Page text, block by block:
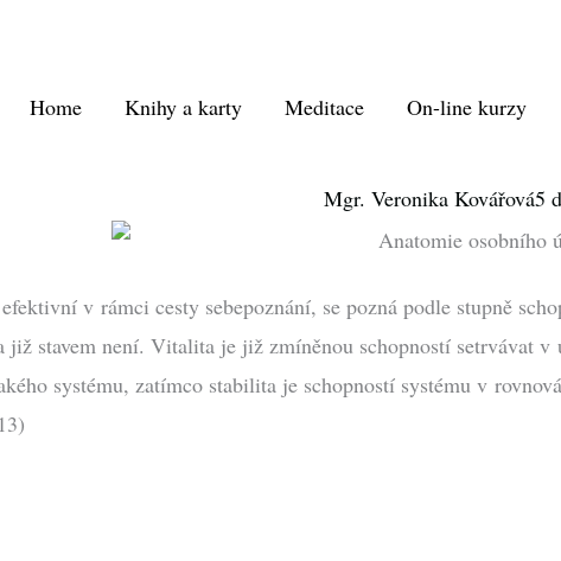
Home Knihy a karty Meditace On-line kurzy
Mgr. Veronika Kovářová5
v rámci cesty sebepoznání, se pozná podle stupně
stavem není. Vitalita je již zmíněnou schopností setrvávat
systému, zatímco stabilita je schopností systému v